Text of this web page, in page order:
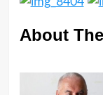
About